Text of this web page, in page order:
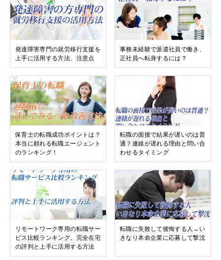
発達障害専門の就労移行支援を
上手に活用する方法、注意点
事務未経験で派遣社員で働き、
正社員へ転身するには？
保育士の転職成功ポイントは？
本当に頼れる転職エージェント
のランキング！
転職の面接で結果が遅いのは普
通？連絡が遅れる理由と問い合
わせるタイミング
リモートワーク専用の転職サー
ビス比較ランキング。完全在宅
の評判と上手に活用する方法
転職に失敗して後悔する人→い
きなり本命企業に応募して撃沈